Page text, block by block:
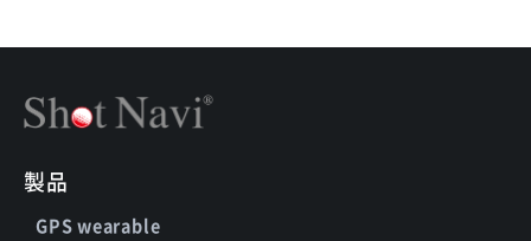
製品
GPS wearable